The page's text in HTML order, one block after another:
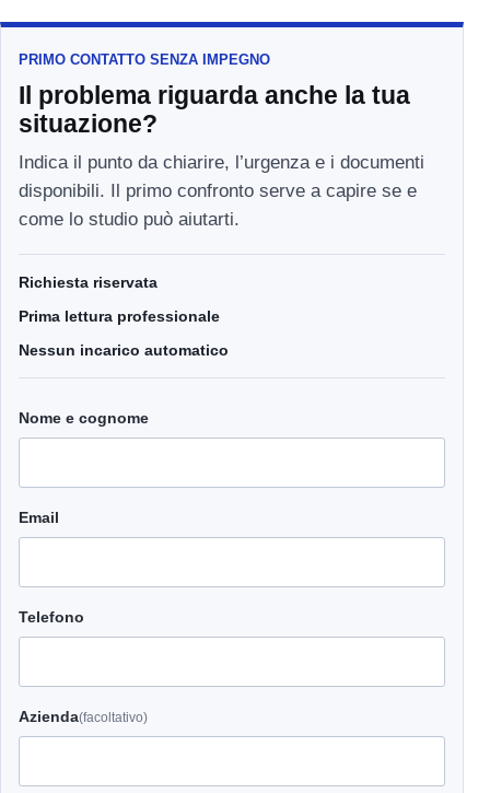
PRIMO CONTATTO SENZA IMPEGNO
Il problema riguarda anche la tua
situazione?
Indica il punto da chiarire, l’urgenza e i documenti
disponibili. Il primo confronto serve a capire se e
come lo studio può aiutarti.
Richiesta riservata
Prima lettura professionale
Nessun incarico automatico
Nome e cognome
Email
Telefono
Azienda(facoltativo)